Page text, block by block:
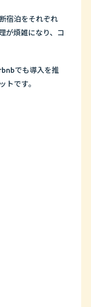
宿泊をそれぞれ
が煩雑になり、コ
でも導入を推
トです。